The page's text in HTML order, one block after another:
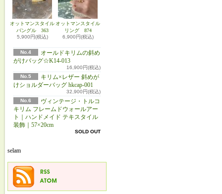
オットマンスタイル
バングル 363
5,900円(税込)
オットマンスタイル
リング 874
6,900円(税込)
No.4
オールドキリムの斜め
がけバッグ☆K14-013
16,900円(税込)
No.5
キリム×レザー 斜めが
けショルダーバッグ hkcap-001
32,900円(税込)
No.6
ヴィンテージ・トルコ
キリム フレームドウォールアー
ト｜ハンドメイド テキスタイル
装飾｜57×20cm
SOLD OUT
selam